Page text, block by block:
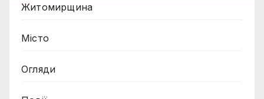
Житомирщина
Місто
Огляди